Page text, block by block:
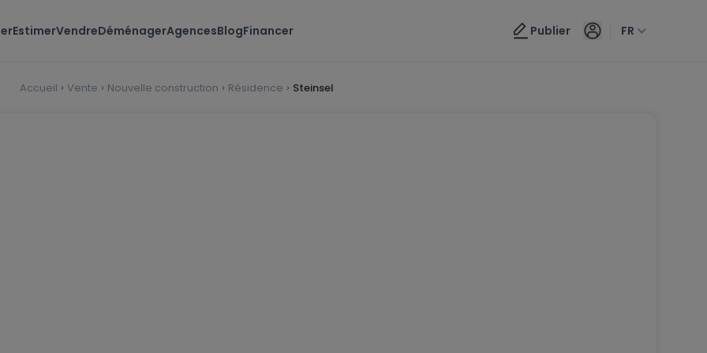
EstimerVendreDéménagerAgencesBlogFinancer Publier FR
Accueil Vente Nouvelle construction Résidence Steinsel